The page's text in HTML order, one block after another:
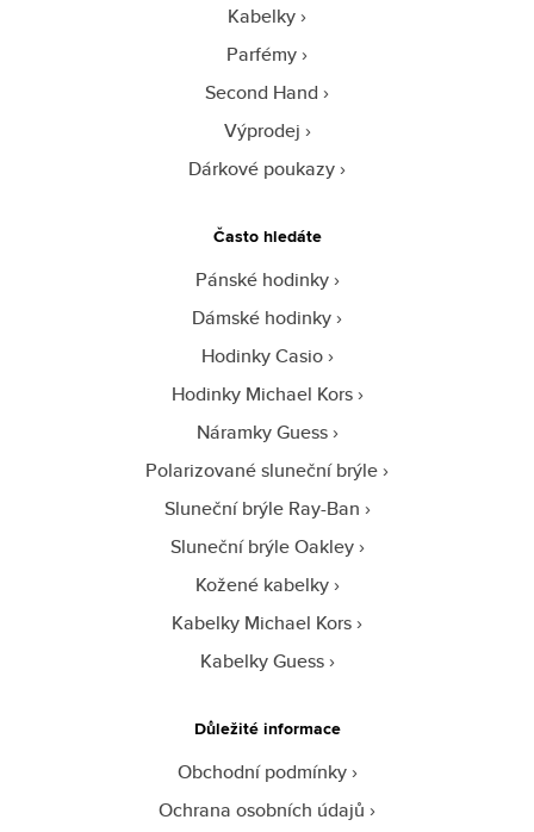
Kabelky
Parfémy
Second Hand
Výprodej
Dárkové poukazy
Často hledáte
Pánské hodinky
Dámské hodinky
Hodinky Casio
Hodinky Michael Kors
Náramky Guess
Polarizované sluneční brýle
Sluneční brýle Ray-Ban
Sluneční brýle Oakley
Kožené kabelky
Kabelky Michael Kors
Kabelky Guess
Důležité informace
Obchodní podmínky
Ochrana osobních údajů